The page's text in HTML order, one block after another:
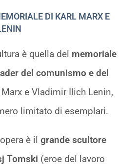
DI KARL MARX E
è quella del memoriale
del comunismo e del
Marx e Vladimir Ilich Lenin,
limitato di esemplari.
è ilgrande scultore
Tomski (eroe del lavoro